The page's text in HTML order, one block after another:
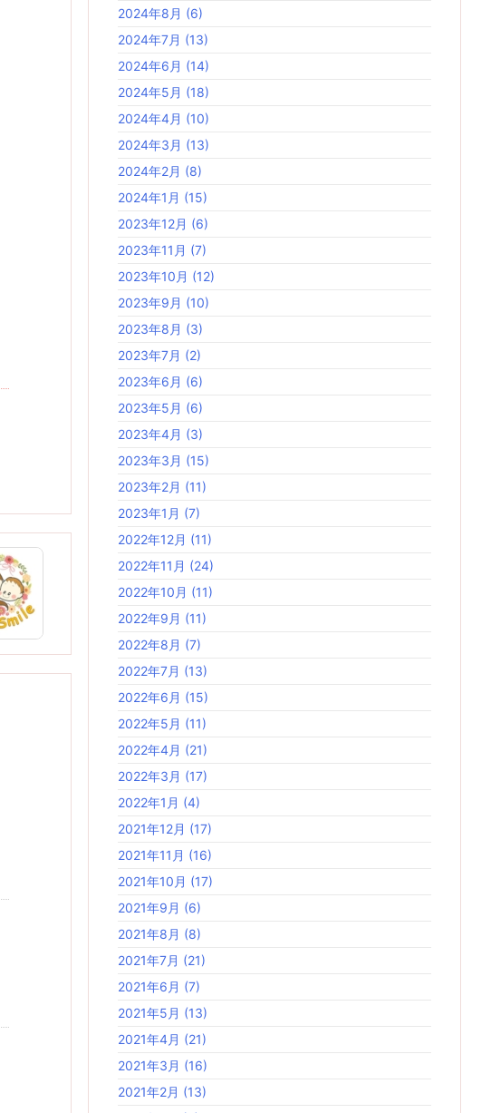
2024年8月 (6)
2024年7月 (13)
2024年6月 (14)
2024年5月 (18)
2024年4月 (10)
2024年3月 (13)
2024年2月 (8)
2024年1月 (15)
2023年12月 (6)
2023年11月 (7)
2023年10月 (12)
2023年9月 (10)
2023年8月 (3)
2023年7月 (2)
2023年6月 (6)
2023年5月 (6)
2023年4月 (3)
2023年3月 (15)
2023年2月 (11)
2023年1月 (7)
2022年12月 (11)
2022年11月 (24)
2022年10月 (11)
2022年9月 (11)
2022年8月 (7)
2022年7月 (13)
2022年6月 (15)
2022年5月 (11)
2022年4月 (21)
2022年3月 (17)
2022年1月 (4)
2021年12月 (17)
2021年11月 (16)
2021年10月 (17)
2021年9月 (6)
2021年8月 (8)
2021年7月 (21)
2021年6月 (7)
2021年5月 (13)
2021年4月 (21)
2021年3月 (16)
2021年2月 (13)